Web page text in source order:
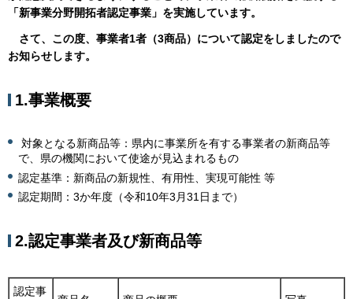
「新事業分野開拓者認定事業」を実施しています。
さて、この度、事業者1者（3商品）について認定をしましたので
お知らせします。
1.事業概要
対象となる新商品等：県内に事業所を有する事業者の新商品等
で、県の機関において使途が見込まれるもの
認定基準：新商品の新規性、有用性、実現可能性 等
認定期間：3か年度（令和10年3月31日まで）
2.認定事業者及び新商品等
認定事